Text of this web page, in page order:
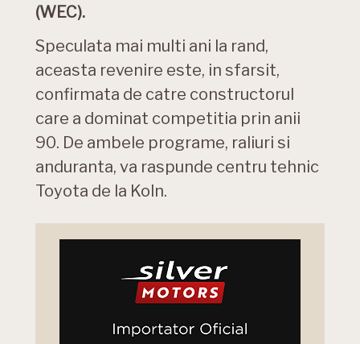
(WEC).
Speculata mai multi ani la rand,
aceasta revenire este, in sfarsit,
confirmata de catre constructorul
care a dominat competitia prin anii
90. De ambele programe, raliuri si
anduranta, va raspunde centru tehnic
Toyota de la Koln.